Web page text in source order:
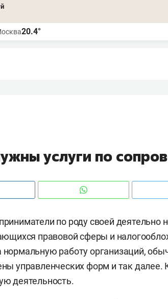
20.4°
услуги по
по роду своей деятельно
правовой сферы и
работу организаций,
управленческих форм и так далее.
деятельность.